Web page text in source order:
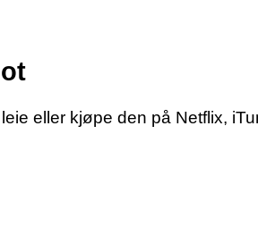
eller kjøpe den på Netflix,